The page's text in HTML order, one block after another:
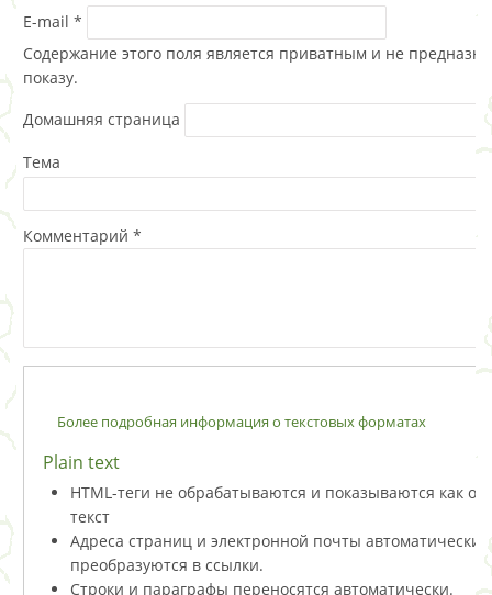
E-mail *
Содержание этого поля является приватным и не
показу.
Домашняя страница
Тема
Комментарий *
Более подробная информация о текстовых форматах
Plain text
HTML-теги не обрабатываются и показываются как
текст
Адреса страниц и электронной почты автоматически
преобразуются в ссылки.
Строки и параграфы переносятся автоматически.